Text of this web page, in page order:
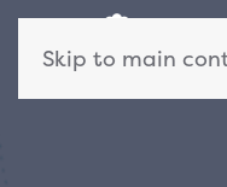
Skip to mainWie